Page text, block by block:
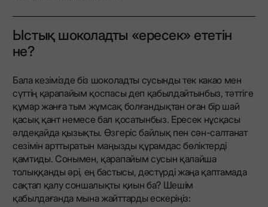
Ыстық шоколадты «ересек» ететін
не?
Бала кезімізде біз шоколадты сусынды тек какао мен
сүттің қарапайым қоспасы деп қабылдайтынбыз, тәттіге
құмар жанға тым жұмсақ болғандықтан оған бір шай
қасық қант немесе бал қосатынбыз. Ересек нұсқасы
әлдеқайда қызықты. Өзгеріс байлық пен сән-салтанат
сезімін арттыратын маңызды құрамдас бөліктерді
қамтиды. Сонымен, қарапайым сусын қалайша
толыққанды әрі, ең бастысы, дәстүрді жаңа қаптамада
сақтап қалу соншалықты қиын ба? Шешім
қабылдағанда мына жайттарды ескеріңіз: